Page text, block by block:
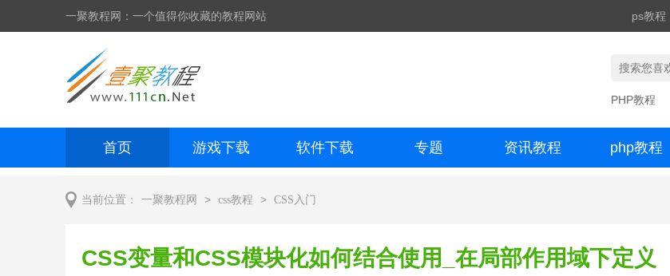
一聚教程网：一个值得你收藏的教程网站 ps教程
PHP教程
首页 游戏下载 软件下载 专题 资讯教程 php教程
当前位置： 一聚教程网 > css教程 > CSS入门
CSS变量和CSS模块化如何结合使用_在局部作用域下定义